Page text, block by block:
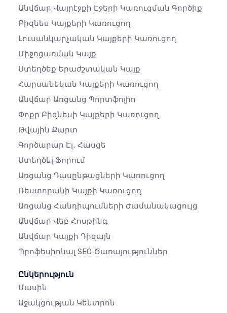
Անվճար Վայրէջքի Էջերի Կառուցման Գործիք
Բիզնես Կայքերի Կառուցող
Լուսանկարչական Կայքերի Կառուցող
Միջոցառման Կայք
Ստեղծեք Երաժշտական ​​կայք
Հարսանեկան Կայքերի Կառուցող
Անվճար Առցանց Պորտֆոլիո
Փոքր Բիզնեսի Կայքերի Կառուցող
Թվային Քարտ
Գործարար Էլ․ Հասցե
Ստեղծել Ֆորում
Առցանց Դասընթացների Կառուցող
Ռեստորանի Կայքի Կառուցող
Առցանց Հանդիպումների Ժամանակացույց
Անվճար Վեբ Հոսթինգ
Անվճար Կայքի Դիզայն
Պրոֆեսիոնալ SEO Ծառայություններ
Ընկերություն
Մասին
Աջակցության Կենտրոն